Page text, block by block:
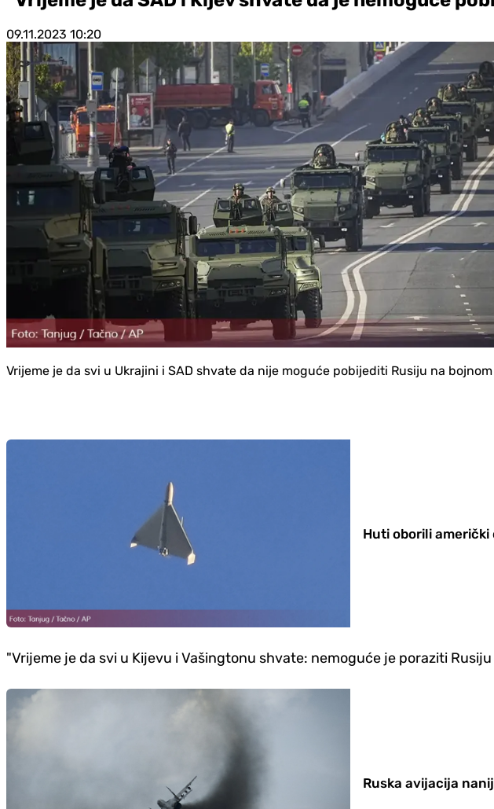
09.11.2023 10:20
Vrijeme je da svi u Ukrajini i SAD shvate da nije moguće pobijediti Rusiju na
Huti oborili američki
"Vrijeme je da svi u Kijevu i Vašingtonu shvate: nemoguće je poraziti
Ruska avijacija